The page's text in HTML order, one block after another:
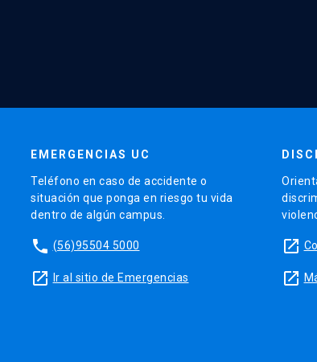
EMERGENCIAS UC
Teléfono en caso de accidente o
situación que ponga en riesgo tu vida
dentro de algún campus.
phone (56)95504 5000
launch Ir al sitio de Emergencias
launch
launch